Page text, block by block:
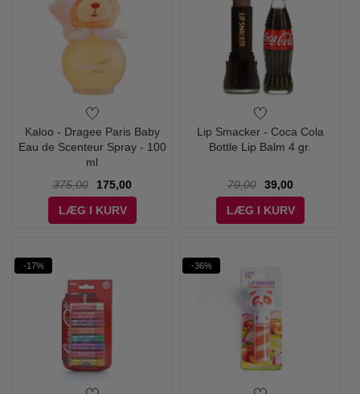
Kaloo - Dragee Paris Baby
Eau de Scenteur Spray - 100
ml
375,00
175,00
LÆG I KURV
Lip Smacker - Coca Cola
Bottle Lip Balm 4 gr.
79,00
39,00
LÆG I KURV
-17% -36%